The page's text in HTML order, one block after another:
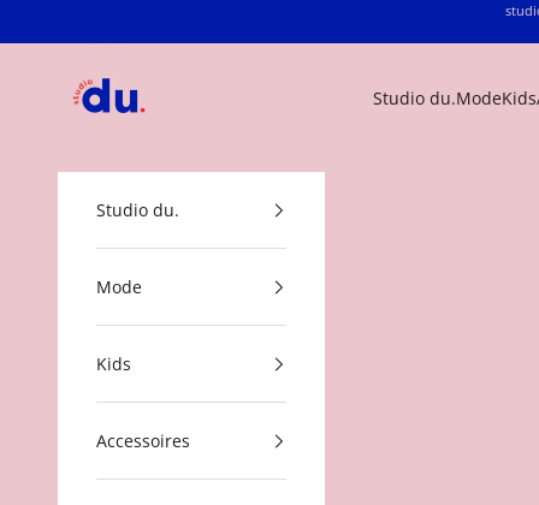
Studio du.ModeKids
Studio du.
Mode
Kids
Accessoires